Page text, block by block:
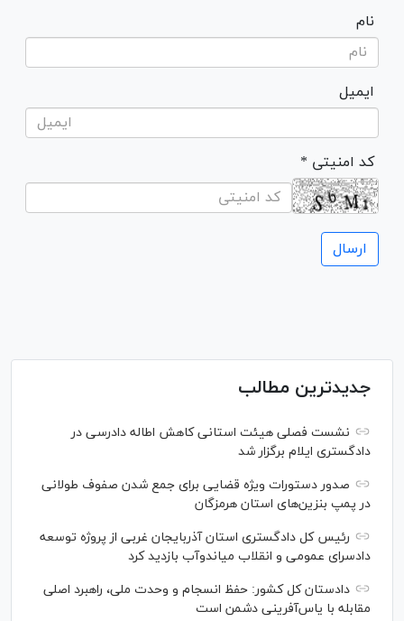
نام
ایمیل
* کد امنیتی
جدیدترین مطالب
نشست فصلی هیئت استانی کاهش اطاله دادرسی در
دادگستری ایلام برگزار شد
صدور دستورات ویژه قضایی برای جمع شدن صفوف طولانی
در پمپ بنزین‌های استان هرمزگان
رئیس کل دادگستری استان آذربایجان غربی از پروژه توسعه
دادسرای عمومی و انقلاب میاندوآب بازدید کرد
دادستان کل کشور: حفظ انسجام و وحدت ملی، راهبرد اصلی
مقابله با یاس‌آفرینی دشمن است